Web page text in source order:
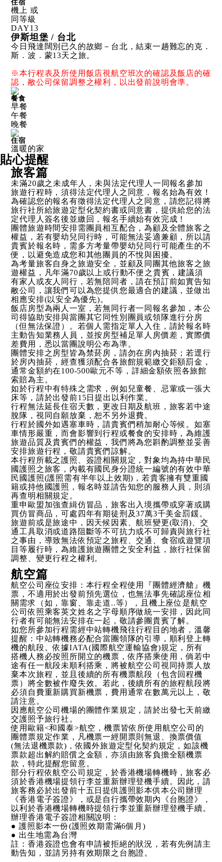
住宿
機上 或
同等級
DAY13
伊斯坦堡 / 台北
今日飛達闊別已久的故鄉－台北，結束一趟難忘的克．
斯．波．蒙13天之旅。
※本行程表及所使用飯店視航空班次的確認及飯店的確
認，敝公司保留調整之權利，以出發前說明會準。
餐食
早餐
午餐
晚餐
住宿
溫暖的家
貼心提醒
旅客篇
未滿20歲之未成年人，未與法定代理人一同報名參加
旅遊行程時，須得法定代理人之同意，報名始為有效！
為確認您的報名有徵得法定代理人之同意，請您記得將
旅行社所給旅遊定型化契約書或同意書，提供給您的法
定代理人簽名後並繳回，報名手續始有效完成！
團體旅遊時間安排需團員相互配合，為顧及全體旅客之
權益，若有嬰幼兒同行時，可能無法妥適兼顧，所以請
貴賓於報名時，需多方考量帶嬰幼兒同行可能產生的不
便，以避免造成您和其他團員的不悅與困擾。
為考量旅客自身之旅遊安全，並顧及同團其他旅客之旅
遊權益，凡年滿70歲以上或行動不便之貴賓，建議須
有家人或友人同行，若無陪同者，請在預訂前如實告知
敝公司，讓我們可以為您提供您最適合的建議，並做出
相應安排(以安全為優先)。
飯店房型為兩人一室，若無同行者一同報名參加，本公
司得協助安排與當團其它同性別團員或領隊進行分房
（但無法保證）。若個人需指定單人入住，請於報名時
主動告知業務人員，並按房型補足單人房價差，實際價
差費用，悉以當團說明公布為準。
團體安排之房型皆為禁菸房，請勿在房內抽菸；若逕行
於房內抽菸，經查獲須配合各旅館規範繳交鉅額罰金，
通常金額約在100-500歐元不等，詳細金額依照各旅館
索賠為主。
如於行程中有特殊之需求，例如兒童餐、忌葷或一張大
床等，請於出發前15日提出以利作業。
行程無法延長住宿天數，更改日期及航班，旅客若中途
脫隊，視同自願放棄，恕不另外退費。
行程於國外如遇塞車時，請貴賓們稍加耐心等候。如塞
車情形嚴重，而會影響到行程或餐食的安排時，為維護
旅遊品質及貴賓們的權益，我們將為您斟酌調整並妥善
安排旅遊行程，敬請貴賓們諒解。
本行程所載之護照、簽證相關規定，對象均為持中華民
國護照之旅客，內載有國民身分證統一編號的有效中華
民國護照(護照需有半年以上效期)，若貴客擁有雙重國
籍或持他國護照，報名時並請告知您的服務人員，則須
再查明相關規定。
重申歐盟加強查緝仿冒品，旅客出入境攜帶或穿著或購
買仿冒商品，可處四年有期徒刑及37萬3千美金罰鍰。
旅遊前或是旅途中，因天候因素、航班變更(取消)、交
通工具取消或道路阻斷等不可抗力或不可歸責與旅行社
之事由，導致無法依預定之旅程、交通、食宿或遊覽項
目等履行時，為維護旅遊團體之安全利益，旅行社保留
調整、變更行程之權利。
航空篇
航空公司座位安排：本行程全程使用『團體經濟艙』機
票，不適用於出發前預先選位，也無法事先確認座位相
關需求（如，靠窗、靠走道..等），且機上座位是航空
公司依照乘客英文姓名之字母順序做統一安排，因此同
行者有可能無法安排在一起，敬請參團貴賓了解。
如您所參加行程需經中站轉機飛往行程目的地者，溫馨
提醒：中站轉機務必配合當團領隊的引導，順利登上轉
機的航段。依據IATA(國際航空運輸協會)規定，所有
搭機人務必按照所開立的機票，依序搭乘使用，倘若中
途有任一航段未順利搭乘，將被航空公司視同持票人放
棄本次旅程，並且後續的所有機票航段（包含回程機
票）將全數被作廢失效。若此，後續所有的旅程航段將
必須自費重新購買新機票，費用通常在數萬元以上，敬
請注意。
因應航空公司機場的團體作業規定，請於出發七天前繳
交護照予旅行社。
使用歐籍<和國泰>航空，機票皆依所使用航空公司的
團體票規定作業，凡機票一經開票則無退、換票價值
(無法退機票款)，依國外旅遊定型化契約規定，如該機
票款超出解約賠償之金額，亦須由旅客負擔全額機票
款，特此提醒您留意。
部分行程依航空公司規定，於香港機場轉機時，旅客必
須於香港機場提領行李並重新辦理登機手續。因此，請
旅客務必於出發前十五日提供護照影本供本公司辦理
《香港電子簽證》，或是自行攜帶效期內《台胞證》，
以利於香港機場轉機時提領行李並重新辦理登機手續。
辦理香港電子簽證相關說明：
● 護照影本一份(護照效期需滿6個月)
● 出生地需為台灣
註：香港簽證也會有申請被拒絕的狀況，若有先例請主
動告知，並請另持有效期限之台胞證。